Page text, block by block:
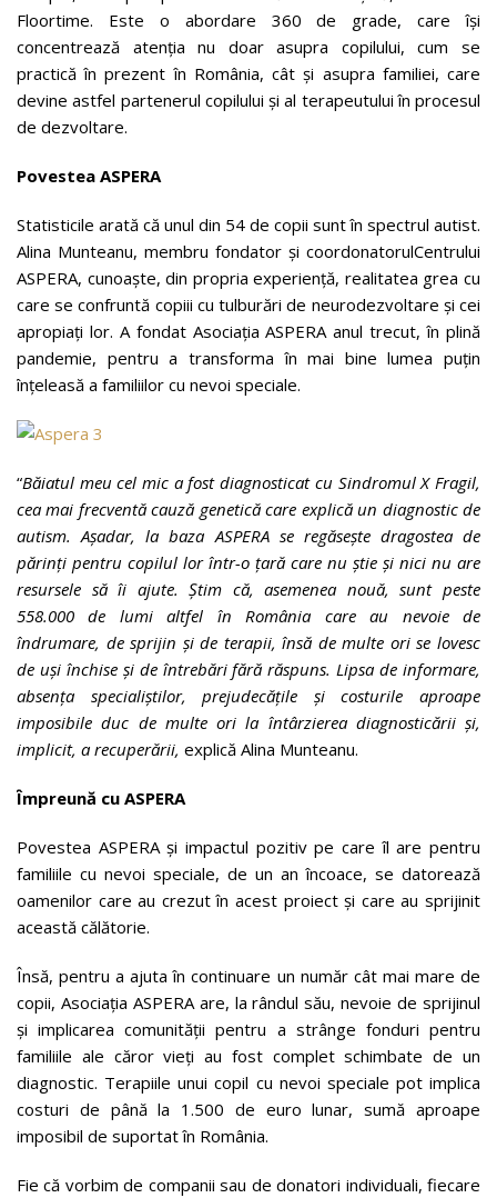
Floortime. Este o abordare 360 de grade, care își
concentrează atenția nu doar asupra copilului, cum se
practică în prezent în România, cât și asupra familiei, care
devine astfel partenerul copilului și al terapeutului în procesul
de dezvoltare.
Povestea ASPERA
Statisticile arată că unul din 54 de copii sunt în spectrul autist.
Alina Munteanu, membru fondator și coordonatorulCentrului
ASPERA, cunoaște, din propria experiență, realitatea grea cu
care se confruntă copiii cu tulburări de neurodezvoltare și cei
apropiați lor. A fondat Asociația ASPERA anul trecut, în plină
pandemie, pentru a transforma în mai bine lumea puțin
înțeleasă a familiilor cu nevoi speciale.
“Băiatul meu cel mic a fost diagnosticat cu Sindromul X Fragil,
cea mai frecventă cauză genetică care explică un diagnostic de
autism. Așadar, la baza ASPERA se regăsește dragostea de
părinți pentru copilul lor într-o țară care nu știe și nici nu are
resursele să îi ajute. Știm că, asemenea nouă, sunt peste
558.000 de lumi altfel în România care au nevoie de
îndrumare, de sprijin și de terapii, însă de multe ori se lovesc
de uși închise și de întrebări fără răspuns. Lipsa de informare,
absența specialiștilor, prejudecățile și costurile aproape
imposibile duc de multe ori la întârzierea diagnosticării și,
implicit, a recuperării, explică Alina Munteanu.
Împreună cu ASPERA
Povestea ASPERA și impactul pozitiv pe care îl are pentru
familiile cu nevoi speciale, de un an încoace, se datorează
oamenilor care au crezut în acest proiect și care au sprijinit
această călătorie.
Însă, pentru a ajuta în continuare un număr cât mai mare de
copii, Asociația ASPERA are, la rândul său, nevoie de sprijinul
și implicarea comunității pentru a strânge fonduri pentru
familiile ale căror vieți au fost complet schimbate de un
diagnostic. Terapiile unui copil cu nevoi speciale pot implica
costuri de până la 1.500 de euro lunar, sumă aproape
imposibil de suportat în România.
Fie că vorbim de companii sau de donatori individuali, fiecare